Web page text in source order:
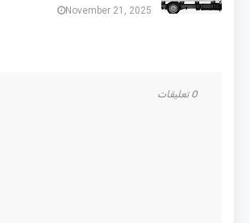
November 21, 2025
0 تعليقات